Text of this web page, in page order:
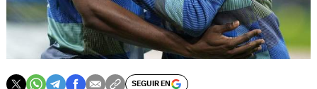
SEGUIR EN